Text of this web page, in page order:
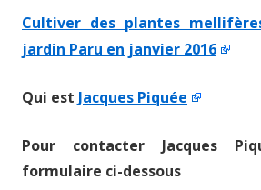
Cultiver des plantes
jardin Paru en janvier 2016
Qui est Jacques Piquée
Pour contacter Jacques
formulaire ci-dessous